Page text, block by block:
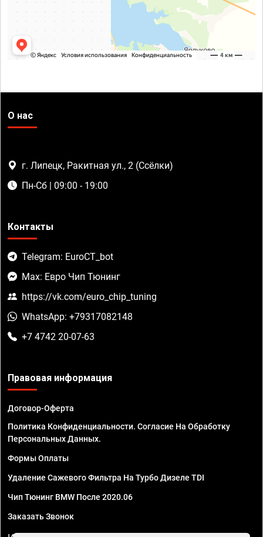
О нас
г. Липецк, Ракитная ул., 2 (Ссёлки)
Пн-Сб | 09:00 - 19:00
Контакты
Telegram: EuroCT_bot
Max: Евро Чип Тюнинг
https://vk.com/euro_chip_tuning
WhatsApp: +79317082148
+7 4742 20-07-63
Правовая информация
Договор-Оферта
Политика Конфиденциальности. Согласие На Обработку
Персональных Данных.
Формы Оплаты
Удаление Сажевого Фильтра На Турбо Дизеле TDI
Чип Тюнинг BMW После 2020.06
Заказать Звонок